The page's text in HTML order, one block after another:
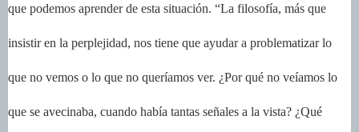
que podemos aprender de esta situación. “La filosofía, más que
insistir en la perplejidad, nos tiene que ayudar a problematizar lo
que no vemos o lo que no queríamos ver. ¿Por qué no veíamos lo
que se avecinaba, cuando había tantas señales a la vista? ¿Qué